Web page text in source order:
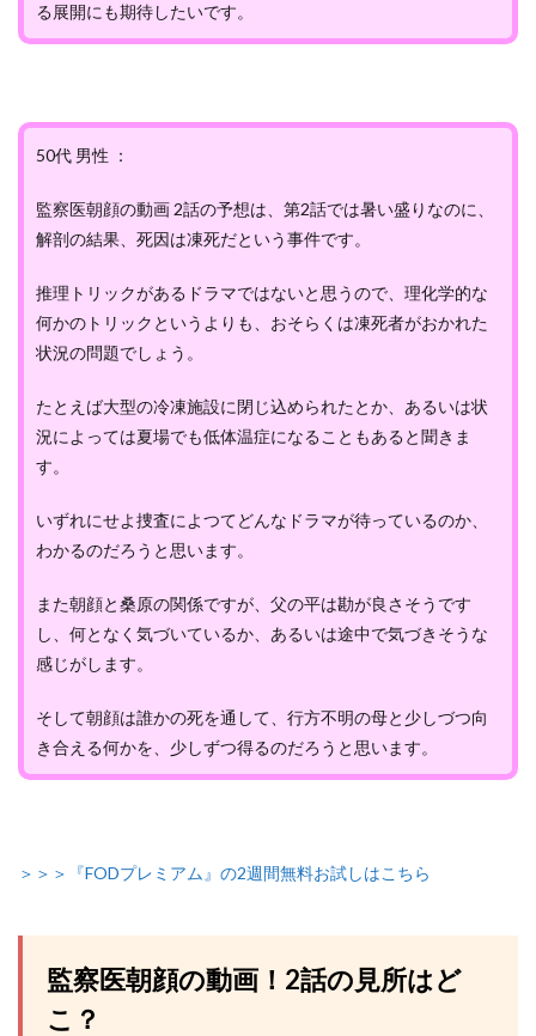
る展開にも期待したいです。
50代 男性 ：
監察医朝顔の動画 2話の予想は、第2話では暑い盛りなのに、
解剖の結果、死因は凍死だという事件です。
推理トリックがあるドラマではないと思うので、理化学的な
何かのトリックというよりも、おそらくは凍死者がおかれた
状況の問題でしょう。
たとえば大型の冷凍施設に閉じ込められたとか、あるいは状
況によっては夏場でも低体温症になることもあると聞きま
す。
いずれにせよ捜査によつてどんなドラマが待っているのか、
わかるのだろうと思います。
また朝顔と桑原の関係ですが、父の平は勘が良さそうです
し、何となく気づいているか、あるいは途中で気づきそうな
感じがします。
そして朝顔は誰かの死を通して、行方不明の母と少しづつ向
き合える何かを、少しずつ得るのだろうと思います。
＞＞＞『FODプレミアム』の2週間無料お試しはこちら
監察医朝顔の動画！2話の見所はど
こ？